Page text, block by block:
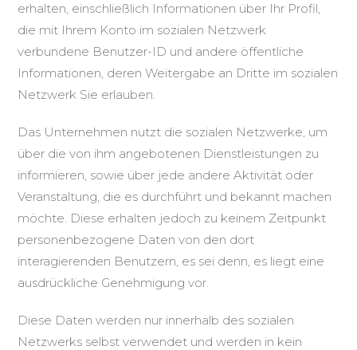
erhalten, einschließlich Informationen über Ihr Profil,
die mit Ihrem Konto im sozialen Netzwerk
verbundene Benutzer-ID und andere öffentliche
Informationen, deren Weitergabe an Dritte im sozialen
Netzwerk Sie erlauben.
Das Unternehmen nutzt die sozialen Netzwerke, um
über die von ihm angebotenen Dienstleistungen zu
informieren, sowie über jede andere Aktivität oder
Veranstaltung, die es durchführt und bekannt machen
möchte. Diese erhalten jedoch zu keinem Zeitpunkt
personenbezogene Daten von den dort
interagierenden Benutzern, es sei denn, es liegt eine
ausdrückliche Genehmigung vor.
Diese Daten werden nur innerhalb des sozialen
Netzwerks selbst verwendet und werden in kein